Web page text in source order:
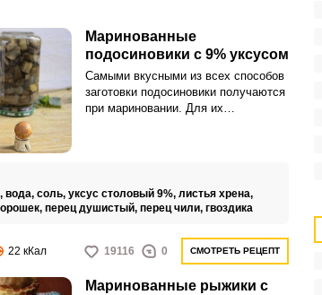
Маринованные
подосиновики с 9% уксусом
Самыми вкусными из всех способов
заготовки подосиновики получаются
при мариновании. Для их
вода, соль, уксус столовый 9%, листья хрена,
перец душистый, перец чили, гвоздика
22 кКал 19116 0 СМОТРЕТЬ РЕЦЕПТ
Маринованные рыжики с